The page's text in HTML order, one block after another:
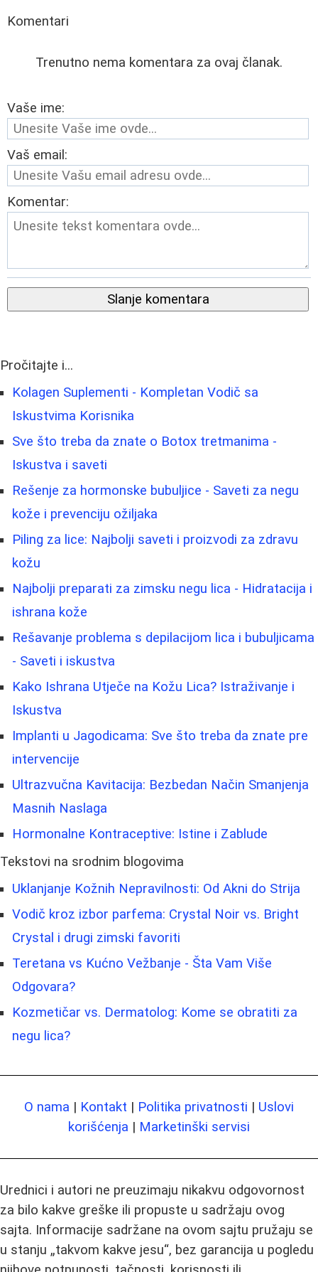
Komentari
Trenutno nema komentara za ovaj članak.
Vaše ime:
Vaš email:
Komentar:
Slanje komentara
Pročitajte i...
Kolagen Suplementi - Kompletan Vodič sa
Iskustvima Korisnika
Sve što treba da znate o Botox tretmanima -
Iskustva i saveti
Rešenje za hormonske bubuljice - Saveti za negu
kože i prevenciju ožiljaka
Piling za lice: Najbolji saveti i proizvodi za zdravu
kožu
Najbolji preparati za zimsku negu lica - Hidratacija i
ishrana kože
Rešavanje problema s depilacijom lica i bubuljicama
- Saveti i iskustva
Kako Ishrana Utječe na Kožu Lica? Istraživanje i
Iskustva
Implanti u Jagodicama: Sve što treba da znate pre
intervencije
Ultrazvučna Kavitacija: Bezbedan Način Smanjenja
Masnih Naslaga
Hormonalne Kontraceptive: Istine i Zablude
Tekstovi na srodnim blogovima
Uklanjanje Kožnih Nepravilnosti: Od Akni do Strija
Vodič kroz izbor parfema: Crystal Noir vs. Bright
Crystal i drugi zimski favoriti
Teretana vs Kućno Vežbanje - Šta Vam Više
Odgovara?
Kozmetičar vs. Dermatolog: Kome se obratiti za
negu lica?
O nama | Kontakt | Politika privatnosti | Uslovi
korišćenja | Marketinški servisi
Urednici i autori ne preuzimaju nikakvu odgovornost
za bilo kakve greške ili propuste u sadržaju ovog
sajta. Informacije sadržane na ovom sajtu pružaju se
u stanju „takvom kakve jesu“, bez garancija u pogledu